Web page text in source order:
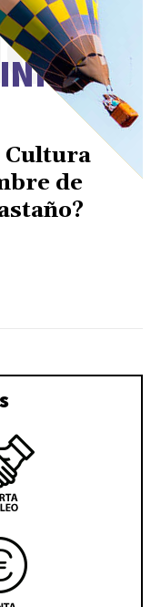
Cultura
de